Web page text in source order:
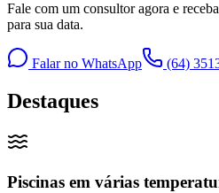
Fale com um consultor agora e
para sua data.
Falar no WhatsApp (64)
Destaques
Piscinas em várias